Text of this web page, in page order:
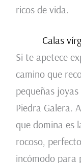
ricos de vida.
Calas
Si te apetece
camino que
pequeñas
Piedra Galera.
que domina es
rocoso,
incómodo para